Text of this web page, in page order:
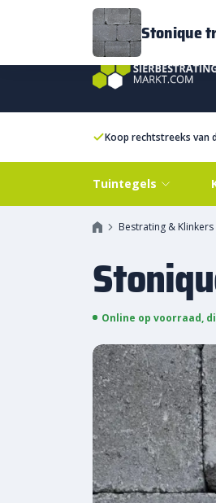
BezorgingFAQ
Koop rechtstreeks van
Tuintegels
Bestrating & Klinkers
Online op voorraad,
Stonique